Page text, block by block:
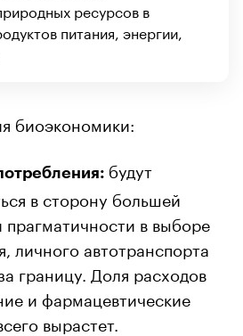
ресурсов в
питания, энергии,
биоэкономики:
будут
в сторону большей
в выборе
личного автотранспорта
границу. Доля расходов
и фармацевтические
вырастет.